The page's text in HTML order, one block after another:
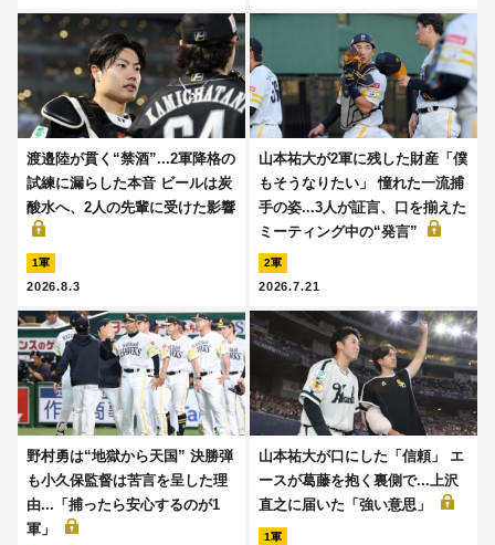
渡邉陸が貫く“禁酒”...2軍降格の
試練に漏らした本音 ビールは炭
酸水へ、2人の先輩に受けた影響
1軍
2026.8.3
山本祐大が2軍に残した財産「僕
もそうなりたい」 憧れた一流捕
手の姿...3人が証言、口を揃えた
ミーティング中の“発言”
2軍
2026.7.21
野村勇は“地獄から天国” 決勝弾
も小久保監督は苦言を呈した理
由...「捕ったら安心するのが1
軍」
山本祐大が口にした「信頼」 エ
ースが葛藤を抱く裏側で...上沢
直之に届いた「強い意思」
1軍